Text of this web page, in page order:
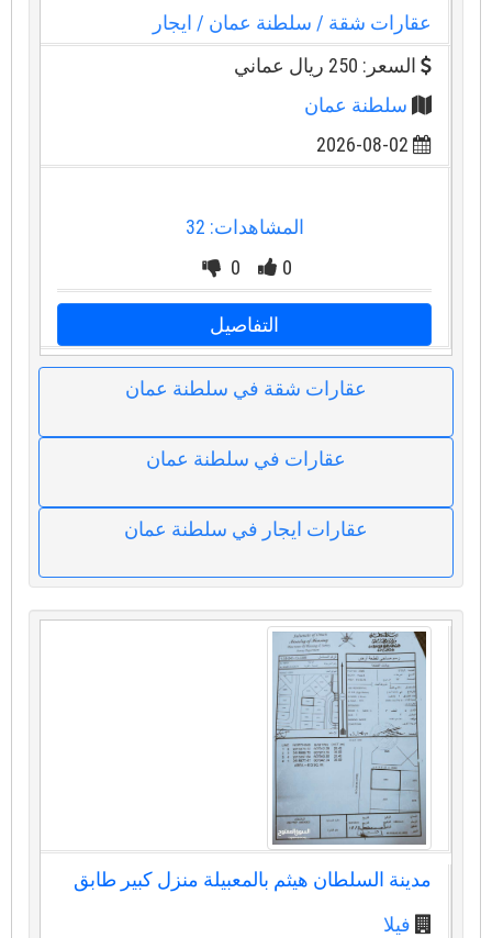
عقارات شقة / سلطنة عمان/ ايجار
السعر: 250 ريال عماني
سلطنة عمان
2026-08-02
المشاهدات: 32
0
0
التفاصيل
عقارات شقة في سلطنة عمان
عقارات في سلطنة عمان
عقارات ايجار في سلطنة عمان
مدينة السلطان هيثم بالمعبيلة منزل كبير طابق
فيلا